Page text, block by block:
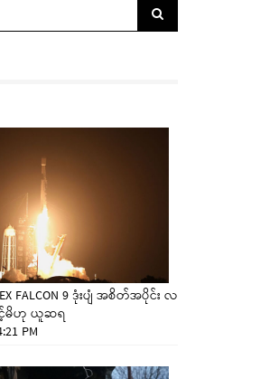
FALCON 9 ဒုံးပျံ အစိတ်အပိုင်း လ
င့်မိဟု ယူဆရ
PM